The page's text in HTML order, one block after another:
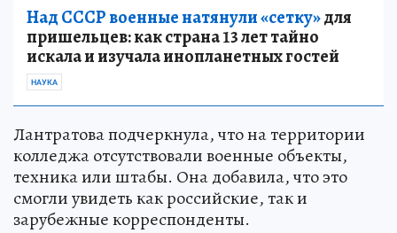
Над СССР военные натянули «сетку»для
пришельцев: как страна 13 лет тайно
искала и изучала инопланетных гостей
НАУКА
Лантратова подчеркнула, что на территории
колледжа отсутствовали военные объекты,
техника или штабы. Она добавила, что это
смогли увидеть как российские, так и
зарубежные корреспонденты.